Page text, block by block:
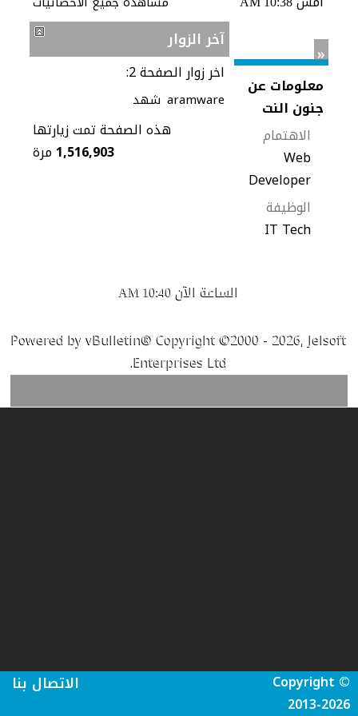
»
معلومات عن
جنون النت
الاهتمام
Web
Developer
الوظيفة
IT Tech
آخر الزوار
اخر زوار الصفحة 2:
aramware شهد
هذه الصفحة تمت زيارتها
1,516,903 مرة
الساعة الآن 10:40 AM
Powered by vBulletin® Copyright ©2000 - 2026, Jelsoft
Enterprises Ltd.
الاتصال بنا
Copyright ©
2013-2026